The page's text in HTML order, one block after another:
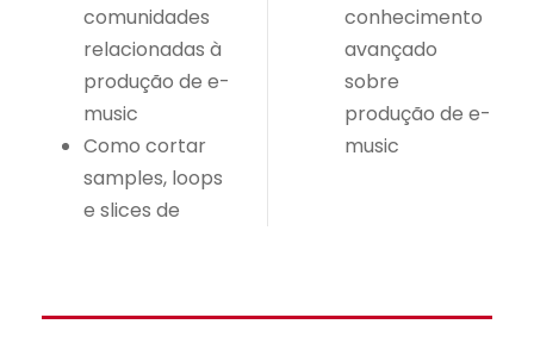
comunidades
relacionadas à
produção de e-
music
Como cortar
samples, loops
e slices de
conhecimento
avançado
sobre
produção de e-
music